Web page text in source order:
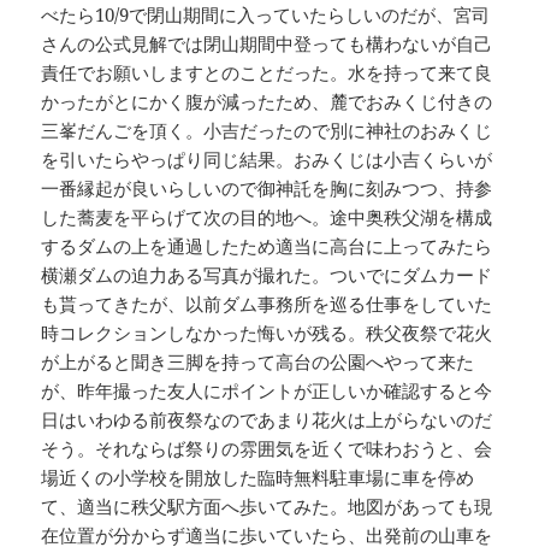
べたら10/9で閉山期間に入っていたらしいのだが、宮司
さんの公式見解では閉山期間中登っても構わないが自己
責任でお願いしますとのことだった。水を持って来て良
かったがとにかく腹が減ったため、麓でおみくじ付きの
三峯だんごを頂く。小吉だったので別に神社のおみくじ
を引いたらやっぱり同じ結果。おみくじは小吉くらいが
一番縁起が良いらしいので御神託を胸に刻みつつ、持参
した蕎麦を平らげて次の目的地へ。途中奥秩父湖を構成
するダムの上を通過したため適当に高台に上ってみたら
横瀬ダムの迫力ある写真が撮れた。ついでにダムカード
も貰ってきたが、以前ダム事務所を巡る仕事をしていた
時コレクションしなかった悔いが残る。秩父夜祭で花火
が上がると聞き三脚を持って高台の公園へやって来た
が、昨年撮った友人にポイントが正しいか確認すると今
日はいわゆる前夜祭なのであまり花火は上がらないのだ
そう。それならば祭りの雰囲気を近くで味わおうと、会
場近くの小学校を開放した臨時無料駐車場に車を停め
て、適当に秩父駅方面へ歩いてみた。地図があっても現
在位置が分からず適当に歩いていたら、出発前の山車を